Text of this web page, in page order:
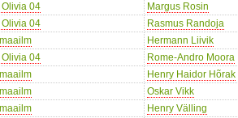
04 Margus Rosin
04 Rasmus Randoja
Hermann Liivik
04 Rome-Andro Moora
Henry Haidor Hõrak
Oskar Vikk
Henry Välling